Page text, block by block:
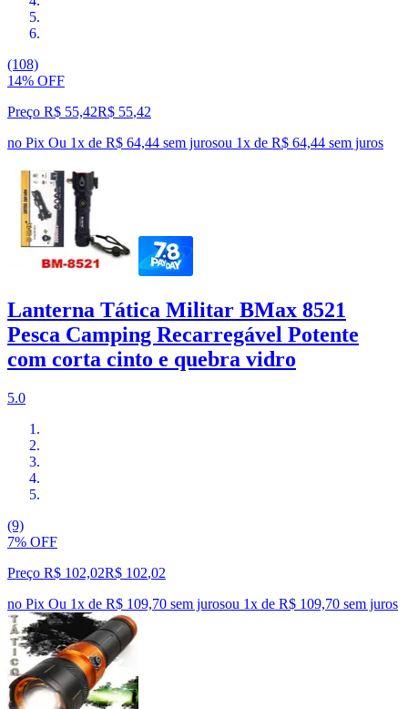
(108)
14% OFF
Preço R$ 55,42R$ 55,42
no Pix Ou 1x de R$ 64,44 sem jurosou 1x de R$ 64,44 sem juros
Lanterna Tática Militar BMax 8521
Pesca Camping Recarregável Potente
com corta cinto e quebra vidro
5.0
(9)
7% OFF
Preço R$ 102,02R$ 102,02
no Pix Ou 1x de R$ 109,70 sem jurosou 1x de R$ 109,70 sem juros